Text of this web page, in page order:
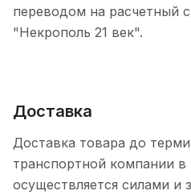
переводом на расчетный
"Некрополь 21 век".
Доставка
Доставка товара до
транспортной компании в
осуществляется силами